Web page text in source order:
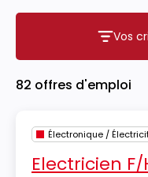
Vos
82 offres d'emploi
Électronique /
Electricien F/